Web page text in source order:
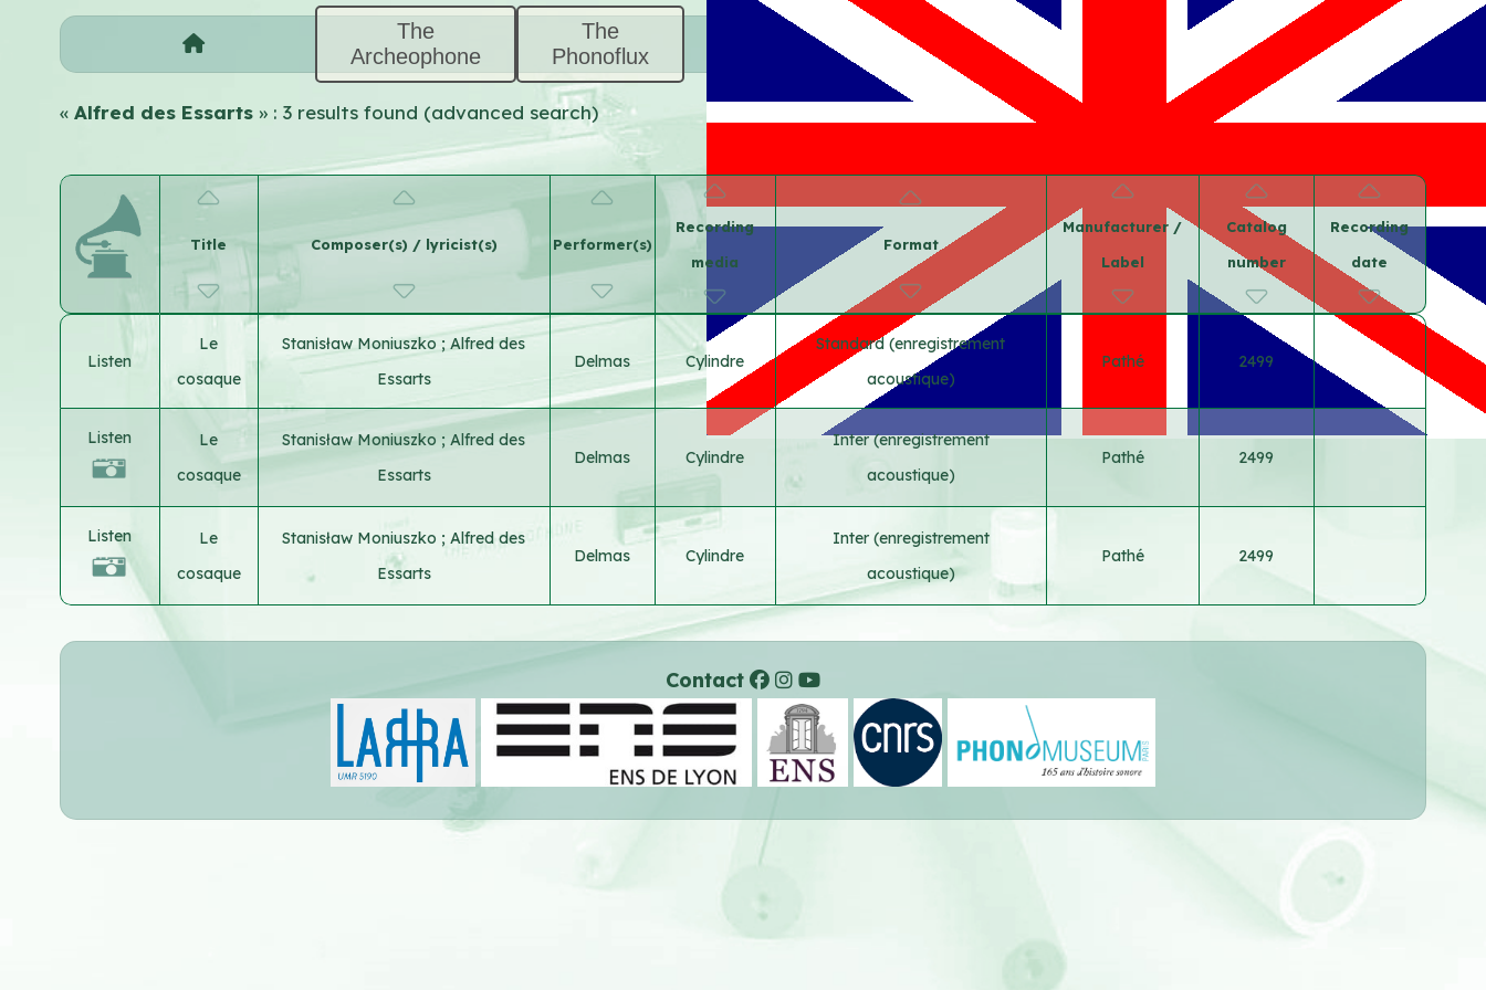
The
Archeophone
The
Phonoflux
«Alfred des Essarts » : 3 results found (advanced search)
Title Composer(s) / lyricist(s) Performer(s)
Recording
media
Format
Manufacturer /
Label
Catalog
number
Recording
date
Listen
Le
cosaque
Stanisław Moniuszko ;Alfred des
Essarts
Delmas Cylindre
Standard (enregistrement
acoustique)
Pathé 2499
Listen
Le
cosaque
Stanisław Moniuszko ;Alfred des
Essarts
Delmas Cylindre
Inter (enregistrement
acoustique)
Pathé 2499
Listen
Le
cosaque
Stanisław Moniuszko ;Alfred des
Essarts
Delmas Cylindre
Inter (enregistrement
acoustique)
Pathé 2499
Contact